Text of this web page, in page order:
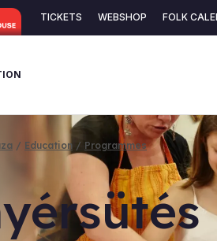
Secondary
TICKETS WEBSHOP FOLK
Education Programmes